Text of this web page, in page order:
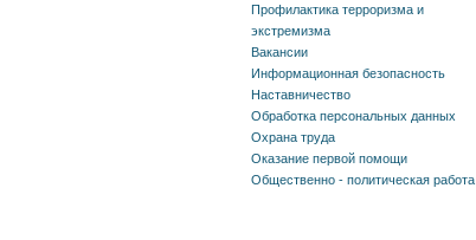
Международное
сотрудничество
Организация питания в
образовательной
Профилактика терроризма и
экстремизма
Вакансии
Информационная безопасность
Наставничество
Обработка персональных данных
Охрана труда
Оказание первой помощи
Общественно - политическая работа